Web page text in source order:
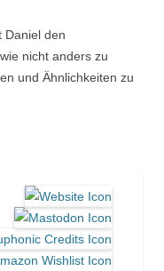
Daniel den
nicht anders zu
und Ähnlichkeiten zu